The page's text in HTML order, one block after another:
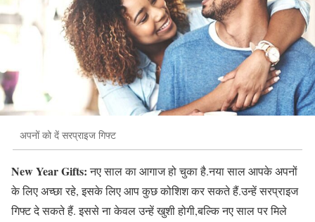
अपनों को दें सरप्राइज गिफ्ट
New Year Gifts:नए साल का आगाज हो चुका है.नया साल आपके अपनों
के लिए अच्छा रहे, इसके लिए आप कुछ कोशिश कर सकते हैं.उन्हें सरप्राइज
गिफ्ट दे सकते हैं. इससे ना केवल उन्हें खुशी होगी,बल्कि नए साल पर मिले